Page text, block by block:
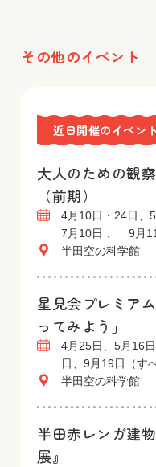
その他のイベント
近日開催のイベント
大人のための観
（前期）
4月10日・24日、
7月10日 、 9月11
半田空の科学館
星見会プレミア
ってみよう」
4月25日、5月16
日、9月19日（す
半田空の科学館
半田赤レンガ建
展』